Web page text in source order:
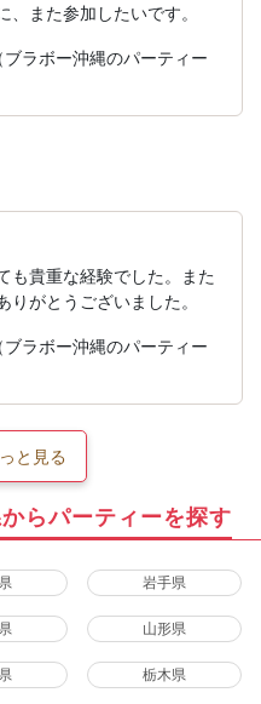
また参加したいです。
ラボー沖縄のパーティー
も貴重な経験でした。また
がとうございました。
ラボー沖縄のパーティー
と見る
らパーティーを探す
岩手県
山形県
栃木県